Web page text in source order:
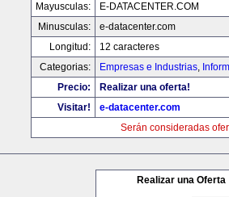
Mayusculas:
E-DATACENTER.COM
Minusculas:
e-datacenter.com
Longitud:
12 caracteres
Categorias:
Empresas e Industrias,
Precio:
Realizar una oferta!
Visitar!
e-datacenter.com
Serán consideradas
Realizar una Oferta